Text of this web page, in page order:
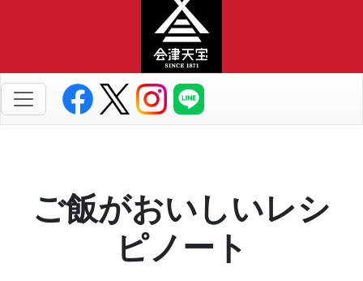
ご飯がおいしいレシ
ピノート